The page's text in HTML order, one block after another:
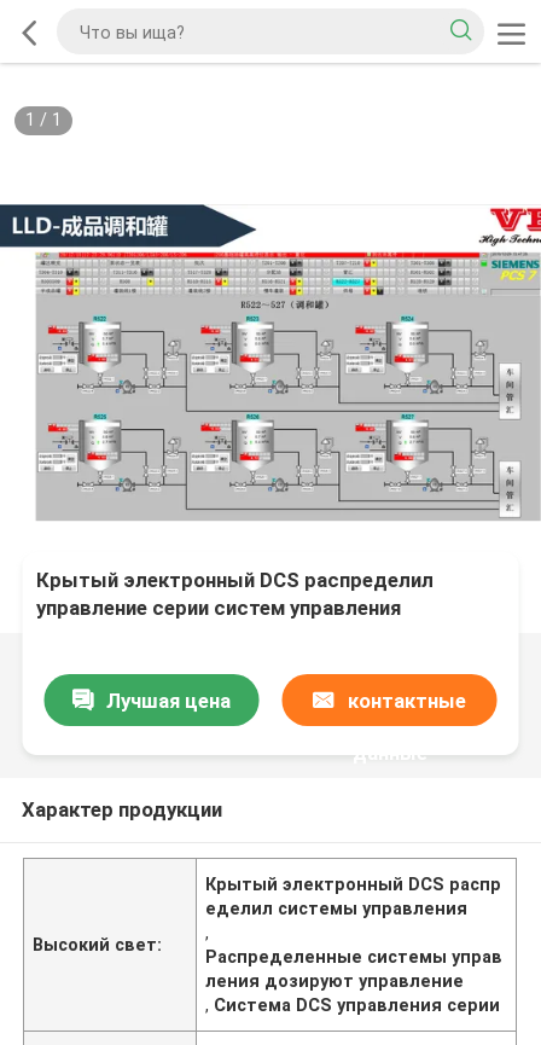
1 / 1
Крытый электронный DCS распределил
управление серии систем управления
Лучшая цена контактные
данные
Характер продукции
Высокий свет:
Крытый электронный DCS распр
еделил системы управления
,
Распределенные системы управ
ления дозируют управление
, Система DCS управления серии